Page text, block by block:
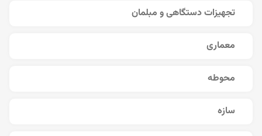
تجهیزات دستگاهی و مبلمان
معماری
محوطه
سازه